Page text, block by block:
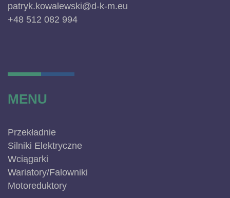
patryk.kowalewski@d-k-m.eu
+48 512 082 994
MENU
Przekładnie
Silniki Elektryczne
Wciągarki
Wariatory/Falowniki
Motoreduktory